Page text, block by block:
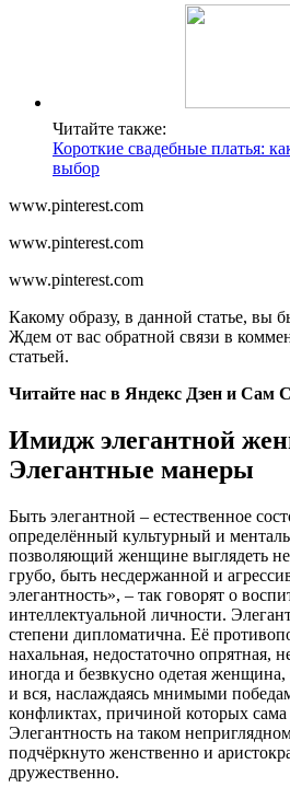
Читайте также:
Короткие свадебные платья:
выбор
www.pinterest.com
www.pinterest.com
www.pinterest.com
Какому образу, в данной статье, вы
Ждем от вас обратной связи в
статьей.
Читайте нас в Яндекс Дзен и Сам
Имидж элегантной
Элегантные манеры
Быть элегантной – естественное
определённый культурный и
позволяющий женщине выглядеть
грубо, быть несдержанной и
элегантность», – так говорят о
интеллектуальной личности.
степени дипломатична. Её
нахальная, недостаточно опрятная,
иногда и безвкусно одетая
и вся, наслаждаясь мнимыми
конфликтах, причиной которых сама
Элегантность на таком
подчёркнуто женственно и
дружественно.